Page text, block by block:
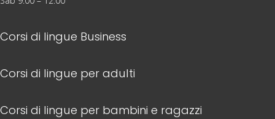
Corsi di lingue Business
Corsi di lingue per adulti
Corsi di lingue per bambini e ragazzi